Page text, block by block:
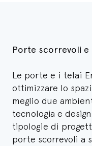
Porte scorrevoli
Le porte e i telai
ottimizzare lo
meglio due
tecnologia e
tipologie di
porte scorrevoli a